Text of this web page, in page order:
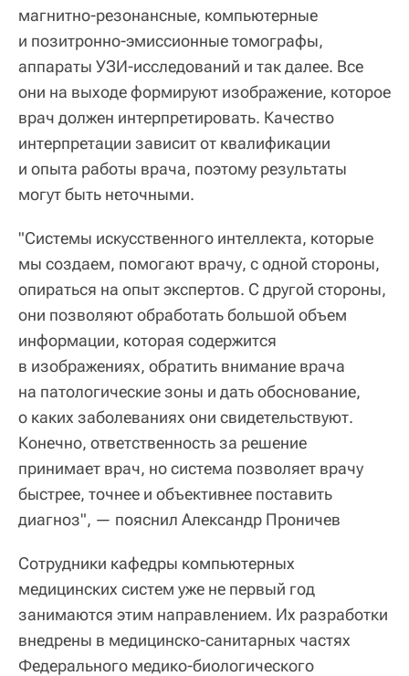
магнитно-резонансные, компьютерные
и позитронно-эмиссионные томографы,
аппараты УЗИ-исследований и так далее. Все
они на выходе формируют изображение, которое
врач должен интерпретировать. Качество
интерпретации зависит от квалификации
и опыта работы врача, поэтому результаты
могут быть неточными.
"Системы искусственного интеллекта, которые
мы создаем, помогают врачу, с одной стороны,
опираться на опыт экспертов. С другой стороны,
они позволяют обработать большой объем
информации, которая содержится
в изображениях, обратить внимание врача
на патологические зоны и дать обоснование,
о каких заболеваниях они свидетельствуют.
Конечно, ответственность за решение
принимает врач, но система позволяет врачу
быстрее, точнее и объективнее поставить
диагноз", — пояснил Александр Проничев
Сотрудники кафедры компьютерных
медицинских систем уже не первый год
занимаются этим направлением. Их разработки
внедрены в медицинско-санитарных частях
Федерального медико-биологического